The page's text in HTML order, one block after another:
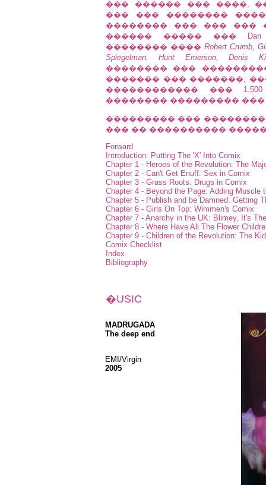
��� ������ ��� ����,
��� ��� ��������
�������� ��� ��� ���
������ ����� ��� Dan
�������� ���� Robert Crumb,
Spiegelman, Hunt Emerson, Denis
�������� ���
������� ��� �������,
������������ ���
�������� ���������
��������� ���
��� �� ����������
Forward
Introduction: Putting The 'X' Into Comix
Chapter 1 - Heroes of the Revolution: The
Chapter 2 - Can't Get Enuff: Sex in Comix
Chapter 3 - Grass Roots: Drugs in Comix
Chapter 4 - Beyond the Page: Adding Muscle
Chapter 5 - Publish and be Damned: Getting
Chapter 6 - Girls On Top: Wimmen's Comix
Chapter 7 - Anarchy in the UK: Blimey, It's
Chapter 8 - Where Have All The Flower
Chapter 9 - Children of the Revolution: The
Comix Checklist
Index
Bibliography
�USIC
MADRUGADA
The deep end
EMI/Virgin
2005